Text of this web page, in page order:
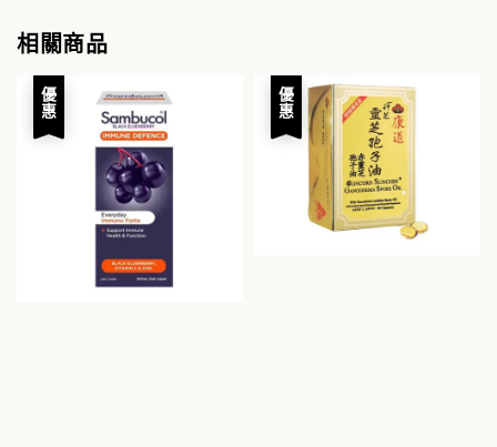
相關商品
優惠 優惠